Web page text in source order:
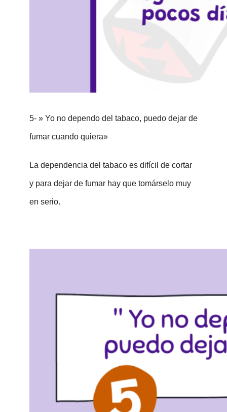
5- » Yo no dependo del tabaco, puedo dejar de
fumar cuando quiera»
La dependencia del tabaco es difícil de cortar
y para dejar de fumar hay que tomárselo muy
en serio.